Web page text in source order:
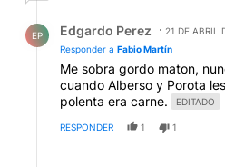
EP Edgardo Perez
21 DE ABRIL
Responder a Fabio Martín
Me sobra gordo maton,
cuando Alberso y Porota
polenta era carne.
EDITADO
RESPONDER 1 1